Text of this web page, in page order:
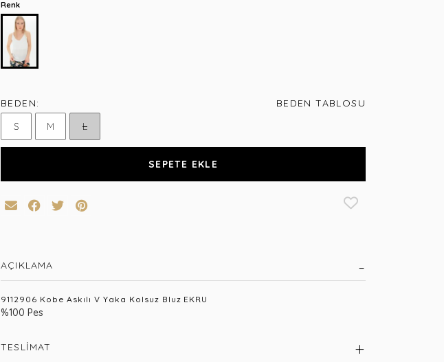
Renk
BEDEN:
BEDEN TABLOSU
S
M L
SEPETE EKLE
AÇIKLAMA
9112906 Kobe Askılı V Yaka Kolsuz Bluz EKRU
%100 Pes
TESLIMAT